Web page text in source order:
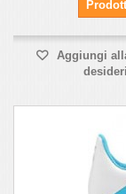
Aggiungi
desideri